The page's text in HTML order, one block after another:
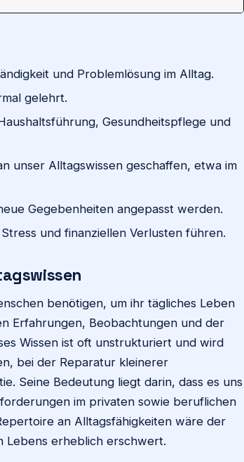
und Problemlösung im Alltag.
gelehrt.
Gesundheitspflege und
unser Alltagswissen geschaffen, etwa im
Gegebenheiten angepasst werden.
und finanziellen Verlusten führen.
benötigen, um ihr tägliches Leben
Erfahrungen, Beobachtungen und der
Wissen ist oft unstrukturiert und wird
bei der Reparatur kleinerer
Seine Bedeutung liegt darin, dass es uns
im privaten sowie beruflichen
an Alltagsfähigkeiten wäre der
Lebens erheblich erschwert.